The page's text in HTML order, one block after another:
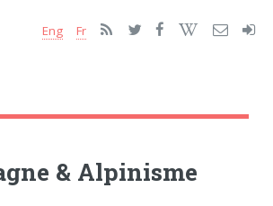
Eng Fr
& Alpinisme